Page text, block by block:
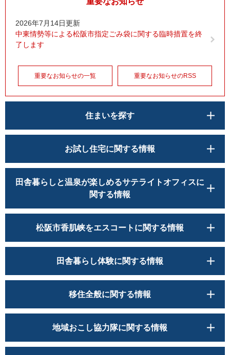
2026年7月14日更新
中東情勢等による松阪市指定ごみ袋に関する臨時措置を終
了します
重要なお知らせの一覧 重要なお知らせのRSS
住まいを探す
お試し住宅に関する情報
田舎暮らしと温泉が楽しめるサテライトオフィスに
関する情報
松阪市香肌峡をエスコートに関する情報
田舎暮らし体験に関する情報
移住全般に関する情報
地域おこし協力隊に関する情報